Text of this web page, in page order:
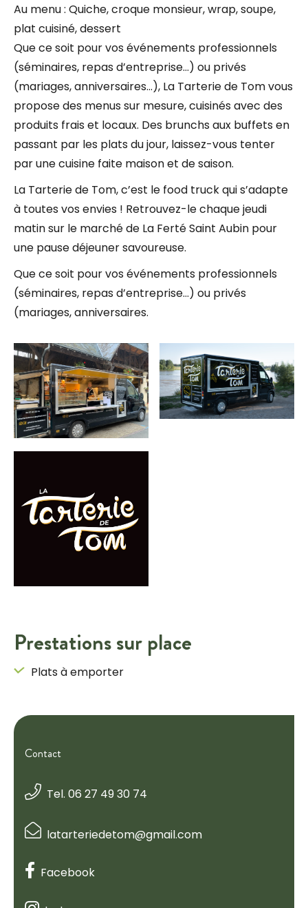
Au menu : Quiche, croque monsieur, wrap, soupe,
plat cuisiné, dessert
Que ce soit pour vos événements professionnels
(séminaires, repas d’entreprise…) ou privés
(mariages, anniversaires…), La Tarterie de Tom vous
propose des menus sur mesure, cuisinés avec des
produits frais et locaux. Des brunchs aux buffets en
passant par les plats du jour, laissez-vous tenter
par une cuisine faite maison et de saison.
La Tarterie de Tom, c’est le food truck qui s’adapte
à toutes vos envies ! Retrouvez-le chaque jeudi
matin sur le marché de La Ferté Saint Aubin pour
une pause déjeuner savoureuse.
Que ce soit pour vos événements professionnels
(séminaires, repas d’entreprise…) ou privés
(mariages, anniversaires.
Prestations sur place
Plats à emporter
Contact
Tel. 06 27 49 30 74
latarteriedetom@gmail.com
Facebook